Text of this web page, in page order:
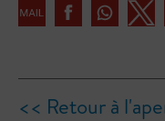
<< Retour à